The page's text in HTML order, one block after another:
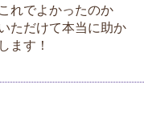
れでよかったのか
ただけて本当に助か
ます！